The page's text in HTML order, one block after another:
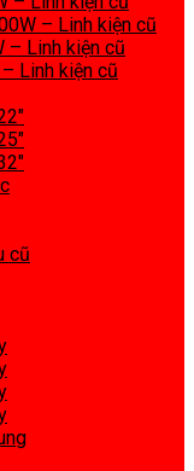
– Linh kiện cũ
– Linh kiện cũ
Linh kiện cũ
cũ